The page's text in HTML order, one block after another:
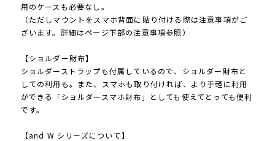
用のケースも必要なし。
（ただしマウントをスマホ背面に貼り付ける際は注意事項がご
ざいます。詳細はページ下部の注意事項参照）
【ショルダー財布】
ショルダーストラップも付属しているので、ショルダー財布と
しての利用も。また、スマホも取り付ければ、より手軽に利用
ができる「ショルダースマホ財布」としても使えてとっても便利
です。
【and W シリーズについて】